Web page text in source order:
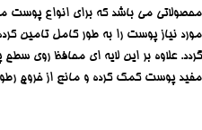
محصولاتی می باشد که برای انواع پوست
مورد نیاز پوست را به طور کامل تامین
گردد. علاوه بر این لایه ای محافظ روی
مفید پوست کمک کرده و مانع از خروج